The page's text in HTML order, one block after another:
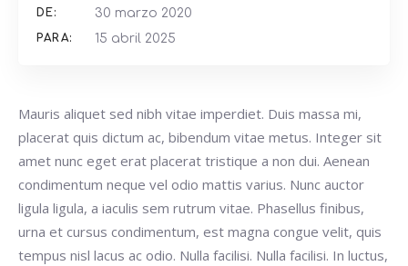
DE:
30 marzo 2020
PARA: 15 abril 2025
Mauris aliquet sed nibh vitae imperdiet. Duis massa mi,
placerat quis dictum ac, bibendum vitae metus. Integer sit
amet nunc eget erat placerat tristique a non dui. Aenean
condimentum neque vel odio mattis varius. Nunc auctor
ligula ligula, a iaculis sem rutrum vitae. Phasellus finibus,
urna et cursus condimentum, est magna congue velit, quis
tempus nisl lacus ac odio. Nulla facilisi. Nulla facilisi. In luctus,